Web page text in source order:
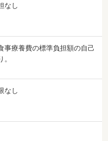
なし
事療養費の標準負担額の自己
。
なし